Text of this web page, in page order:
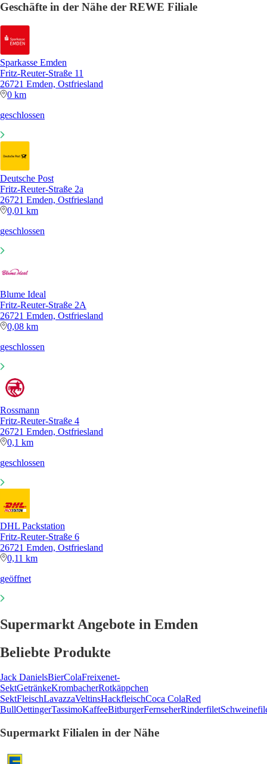
Geschäfte in der Nähe der REWE Filiale
Sparkasse Emden
Fritz-Reuter-Straße 11
26721 Emden, Ostfriesland
0 km
geschlossen
Deutsche Post
Fritz-Reuter-Straße 2a
26721 Emden, Ostfriesland
0,01 km
geschlossen
Blume Ideal
Fritz-Reuter-Straße 2A
26721 Emden, Ostfriesland
0,08 km
geschlossen
Rossmann
Fritz-Reuter-Straße 4
26721 Emden, Ostfriesland
0,1 km
geschlossen
DHL Packstation
Fritz-Reuter-Straße 6
26721 Emden, Ostfriesland
0,11 km
geöffnet
Supermarkt Angebote in Emden
Beliebte Produkte
Jack DanielsBierColaFreixenet-
SektGetränkeKrombacherRotkäppchen
SektFleischLavazzaVeltinsHackfleischCoca ColaRed
BullOettingerTassimoKaffeeBitburgerFernseherRinderfilet
Supermarkt Filialen in der Nähe